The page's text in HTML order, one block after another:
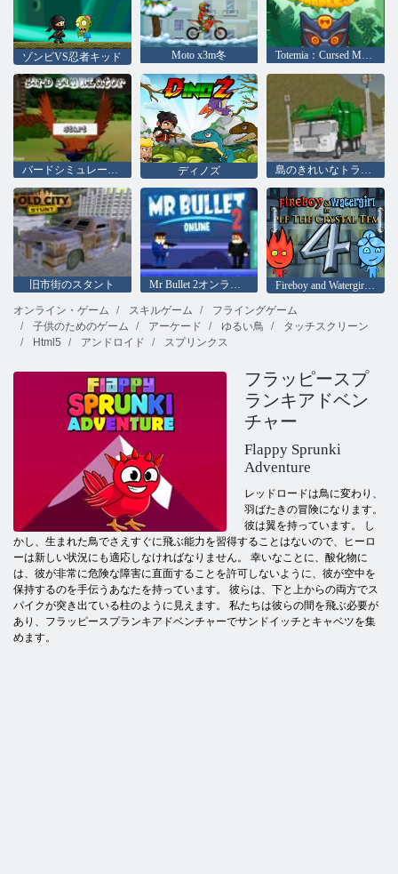
ゾンビVS忍者キッド Moto x3m冬 Totemia：Cursed Marbles
バードシミュレーター ディノズ 島のきれいなトラックのゴミシム
旧市街のスタント Mr Bullet 2オンライン
Fireboy and Watergirl 4：クリスタル寺院
オンライン・ゲーム
スキルゲーム
フライングゲーム
子供のためのゲーム
アーケード ゆるい鳥
タッチスクリーン
Html5
アンドロイド スプリンクス
フラッピースプ
ランキアドベン
チャー
Flappy Sprunki
Adventure
レッドロードは鳥に変わり、
羽ばたきの冒険になります。
彼は翼を持っています。 し
かし、生まれた鳥でさえすぐに飛ぶ能力を習得することはないので、ヒーロ
ーは新しい状況にも適応しなければなりません。 幸いなことに、酸化物に
は、彼が非常に危険な障害に直面することを許可しないように、彼が空中を
保持するのを手伝うあなたを持っています。 彼らは、下と上からの両方でス
パイクが突き出ている柱のように見えます。 私たちは彼らの間を飛ぶ必要が
あり、フラッピースプランキアドベンチャーでサンドイッチとキャベツを集
めます。